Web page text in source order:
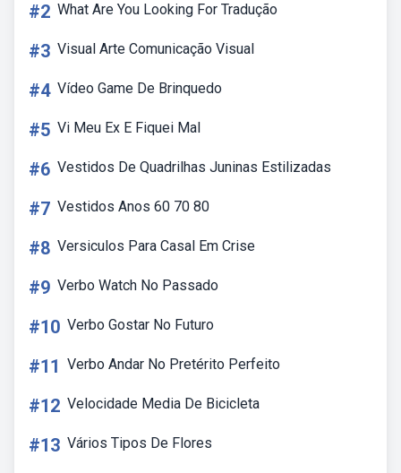
#2 What Are You Looking For Tradução
#3 Visual Arte Comunicação Visual
#4 Vídeo Game De Brinquedo
#5 Vi Meu Ex E Fiquei Mal
#6 Vestidos De Quadrilhas Juninas Estilizadas
#7 Vestidos Anos 60 70 80
#8 Versiculos Para Casal Em Crise
#9 Verbo Watch No Passado
#10 Verbo Gostar No Futuro
#11 Verbo Andar No Pretérito Perfeito
#12 Velocidade Media De Bicicleta
#13 Vários Tipos De Flores